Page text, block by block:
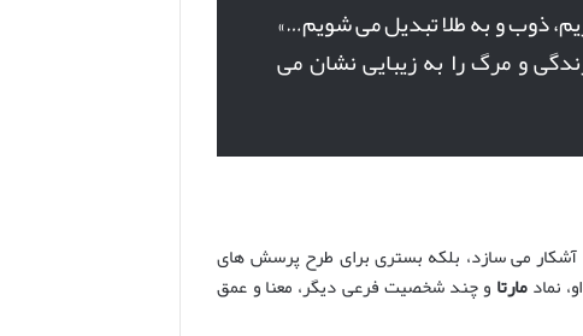
ذوب و به طلا تبدیل می شویم…»
و مرگ را به زیبایی نشان می
آشکار می سازد، بلکه بستری برای طرح پرسش های
نمادمارتا و چند شخصیت فرعی دیگر، معنا و عمق